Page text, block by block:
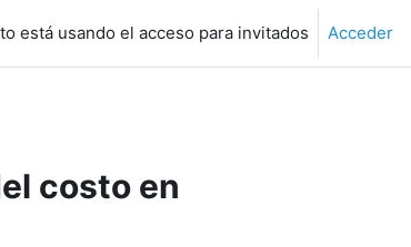
está usando el acceso para invitados Acceder
costo en